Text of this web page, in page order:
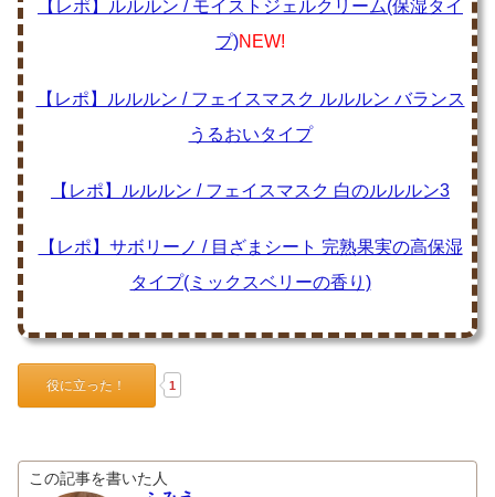
【レポ】ルルルン / モイストジェルクリーム(保湿タイ
プ)NEW!
【レポ】ルルルン / フェイスマスク ルルルン バランス
うるおいタイプ
【レポ】ルルルン / フェイスマスク 白のルルルン3
【レポ】サボリーノ / 目ざまシート 完熟果実の高保湿
タイプ(ミックスベリーの香り)
役に立った！ 1
この記事を書いた人